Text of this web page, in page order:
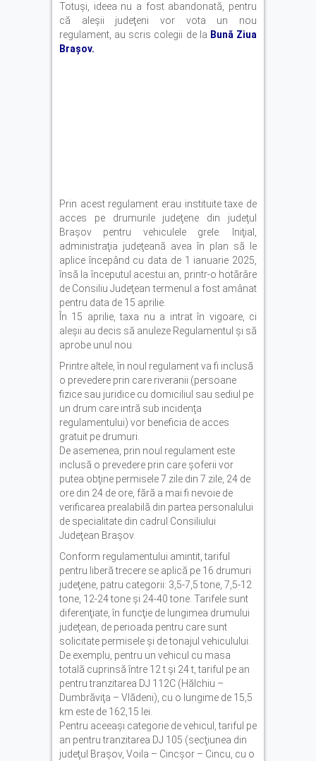
Totuşi, ideea nu a fost abandonată, pentru
că aleşii judeţeni vor vota un nou
regulament, au scris colegii de la Bună Ziua
Brașov.
Prin acest regulament erau instituite taxe de
acces pe drumurile judeţene din judeţul
Braşov pentru vehiculele grele. Iniţial,
administraţia judeţeană avea în plan să le
aplice începând cu data de 1 ianuarie 2025,
însă la începutul acestui an, printr-o hotărâre
de Consiliu Judeţean termenul a fost amânat
pentru data de 15 aprilie.
În 15 aprilie, taxa nu a intrat în vigoare, ci
aleşii au decis să anuleze Regulamentul şi să
aprobe unul nou.
Printre altele, în noul regulament va fi inclusă
o prevedere prin care riveranii (persoane
fizice sau juridice cu domiciliul sau sediul pe
un drum care intră sub incidenţa
regulamentului) vor beneficia de acces
gratuit pe drumuri.
De asemenea, prin noul regulament este
inclusă o prevedere prin care şoferii vor
putea obţine permisele 7 zile din 7 zile, 24 de
ore din 24 de ore, fără a mai fi nevoie de
verificarea prealabilă din partea personalului
de specialitate din cadrul Consiliului
Judeţean Braşov.
Conform regulamentului amintit, tariful
pentru liberă trecere se aplică pe 16 drumuri
judeţene, patru categorii: 3,5-7,5 tone, 7,5-12
tone, 12-24 tone şi 24-40 tone. Tarifele sunt
diferenţiate, în funcţie de lungimea drumului
judeţean, de perioada pentru care sunt
solicitate permisele şi de tonajul vehiculului.
De exemplu, pentru un vehicul cu masa
totală cuprinsă între 12 t şi 24 t, tariful pe an
pentru tranzitarea DJ 112C (Hălchiu –
Dumbrăviţa – Vlădeni), cu o lungime de 15,5
km este de 162,15 lei.
Pentru aceeaşi categorie de vehicul, tariful pe
an pentru tranzitarea DJ 105 (secţiunea din
judeţul Braşov, Voila – Cincşor – Cincu, cu o